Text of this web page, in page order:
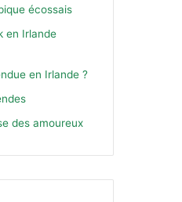
écossais
en Irlande
en Irlande ?
des amoureux